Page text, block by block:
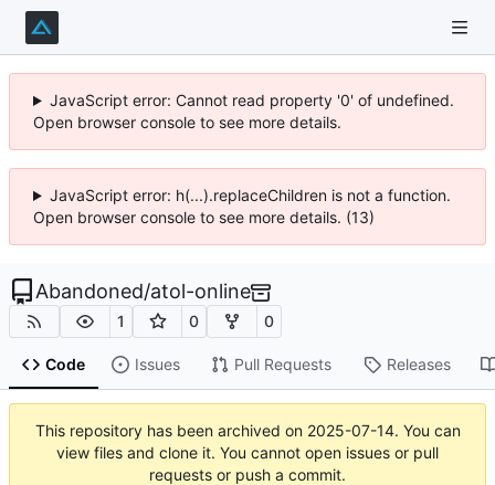
JavaScript error: Cannot read property '0' of undefined.
Open browser console to see more details.
JavaScript error: h(...).replaceChildren is not a function.
Open browser console to see more details. (13)
Abandoned/atol-online
1 0 0
Code Issues Pull Requests Releases
This repository has been archived on 2025-07-14. You can
view files and clone it. You cannot open issues or pull
requests or push a commit.